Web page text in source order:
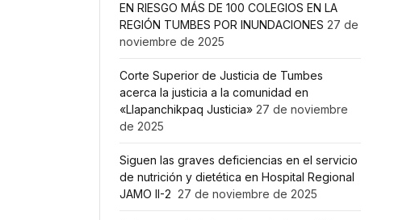
EN RIESGO MÁS DE 100 COLEGIOS EN LA
REGIÓN TUMBES POR INUNDACIONES 27 de
noviembre de 2025
Corte Superior de Justicia de Tumbes
acerca la justicia a la comunidad en
«Llapanchikpaq Justicia» 27 de noviembre
de 2025
Siguen las graves deficiencias en el servicio
de nutrición y dietética en Hospital Regional
JAMO II-2 27 de noviembre de 2025